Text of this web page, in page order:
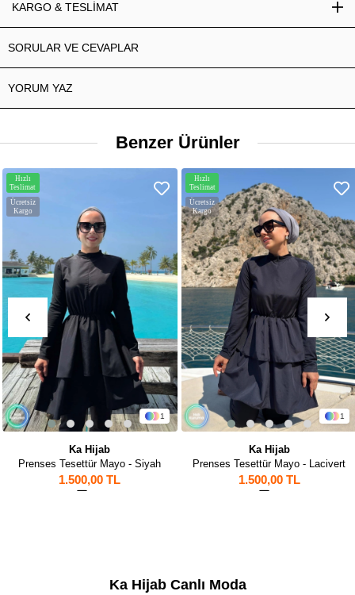
KARGO & TESLİMAT
SORULAR VE CEVAPLAR
YORUM YAZ
Benzer Ürünler
1
Ka Hijab
Prenses Tesettür Mayo - Siyah
1.500,00 TL
Ücretsiz
Kargo
Hızlı
Teslimat
1
Ka Hijab
Prenses Tesettür Mayo - Lacivert
1.500,00 TL
Ücretsiz
Kargo
Hızlı
Teslimat
Ka Hijab Canlı Moda